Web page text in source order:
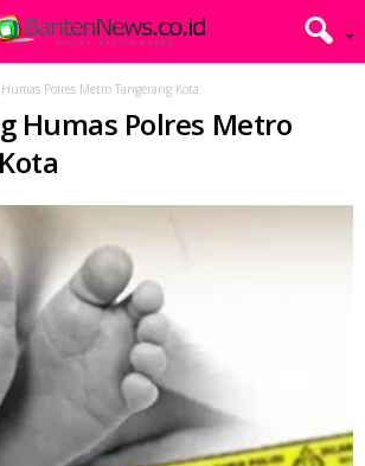
Humas Polres Metro Tangerang Kota
Humas Polres Metro